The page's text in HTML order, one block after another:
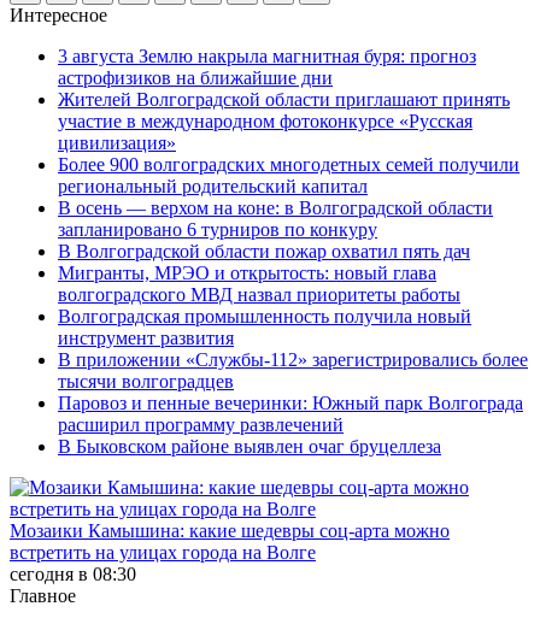
Интересное
3 августа Землю накрыла магнитная буря: прогноз
астрофизиков на ближайшие дни
Жителей Волгоградской области приглашают принять
участие в международном фотоконкурсе «Русская
цивилизация»
Более 900 волгоградских многодетных семей получили
региональный родительский капитал
В осень — верхом на коне: в Волгоградской области
запланировано 6 турниров по конкуру
В Волгоградской области пожар охватил пять дач
Мигранты, МРЭО и открытость: новый глава
волгоградского МВД назвал приоритеты работы
Волгоградская промышленность получила новый
инструмент развития
В приложении «Службы-112» зарегистрировались более
тысячи волгоградцев
Паровоз и пенные вечеринки: Южный парк Волгограда
расширил программу развлечений
В Быковском районе выявлен очаг бруцеллеза
Мозаики Камышина: какие шедевры соц-арта можно
встретить на улицах города на Волге
сегодня в 08:30
Главное